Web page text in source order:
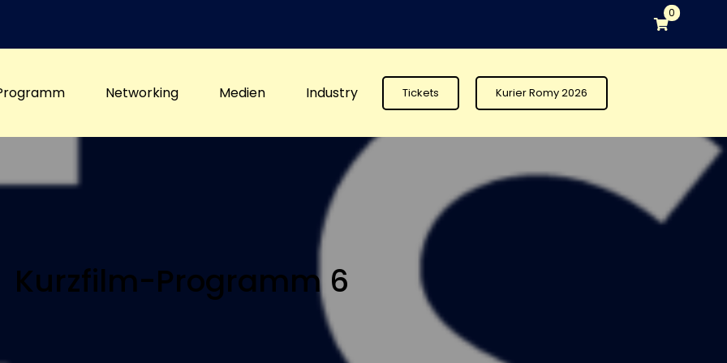
0
Networking Medien Industry Tickets Kurier Romy 2026
Kurzfilm-Programm 6